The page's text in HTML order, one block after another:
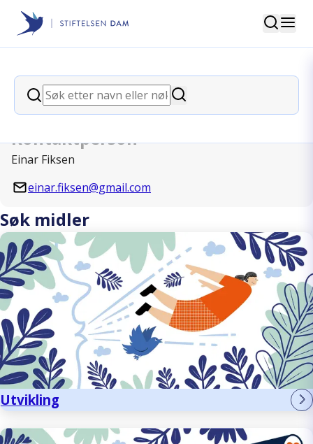
Stiftelsen Dam
Søk
Søk
Søk
back
Noonanforeningen
Kontaktperson
Einar Fiksen
einar.fiksen@gmail.com
Søk midler
Utvikling